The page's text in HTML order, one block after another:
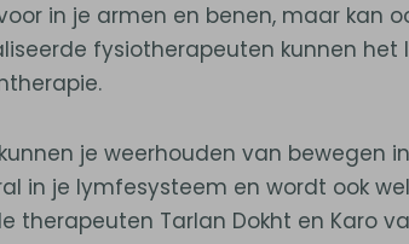
in je armen en benen, maar kan
fysiotherapeuten kunnen
je weerhouden van bewegen
in je lymfesysteem en wordt ook
therapeuten Tarlan Dokht en Karo